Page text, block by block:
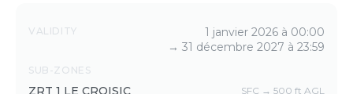
Details
VALIDITY
1 janvier 2026 à 00:00
→ 31 décembre 2027 à 23:59
SUB-ZONES
ZRT 1 LE CROISIC SFC → 500 ft AGL